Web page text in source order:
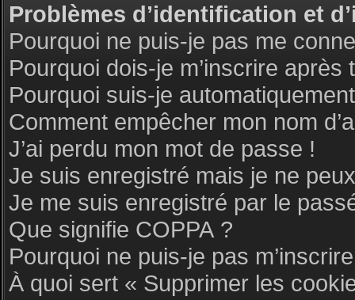
Problèmes d’identification et
Pourquoi ne puis-je pas me
Pourquoi dois-je m’inscrire après
Pourquoi suis-je
Comment empêcher mon nom
J’ai perdu mon mot de passe !
Je suis enregistré mais je ne
Je me suis enregistré par le
Que signifie COPPA ?
Pourquoi ne puis-je pas
À quoi sert « Supprimer les